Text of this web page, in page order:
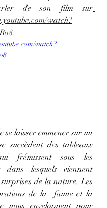
de son film sur
watch?
.
watch?
se laisser emmener sur un
succèdent des tableaux
frémissent sous les
dans lesquels viennent
de la nature. Les
de la  faune et la